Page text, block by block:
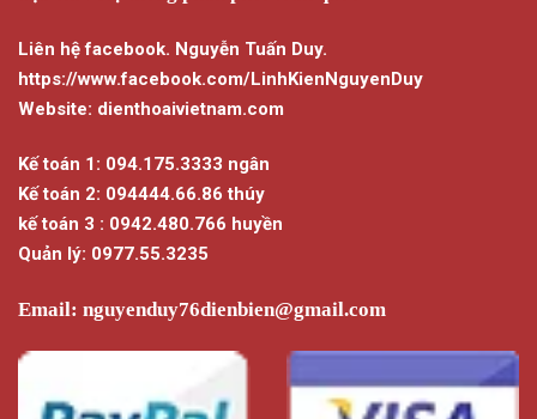
Liên hệ facebook. Nguyễn Tuấn Duy.
https://www.facebook.com/LinhKienNguyenDuy
Website: dienthoaivietnam.com
Kế toán 1: 094.175.3333 ngân
Kế toán 2: 094444.66.86 thúy
kế toán 3 : 0942.480.766 huyền
Quản lý: 0977.55.3235
Email: nguyenduy76dienbien@gmail.com